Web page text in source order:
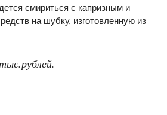
смириться с капризным и
на шубку, изготовленную из